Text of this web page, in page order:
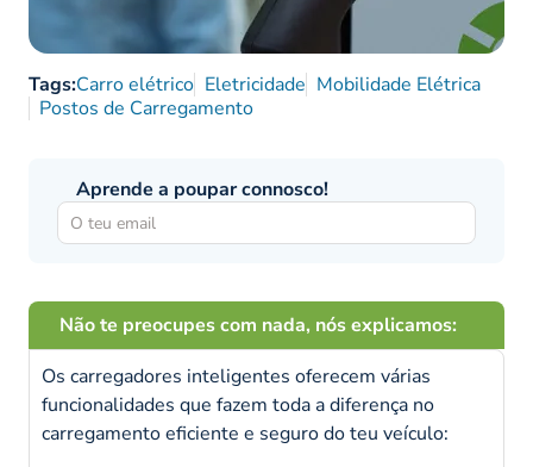
Tags:Carro elétrico Eletricidade Mobilidade Elétrica
Postos de Carregamento
Aprende a poupar connosco!
Não te preocupes com nada, nós explicamos:
Os carregadores inteligentes oferecem várias
funcionalidades que fazem toda a diferença no
carregamento eficiente e seguro do teu veículo: